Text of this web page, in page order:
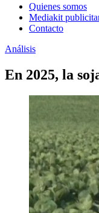
Quienes somos
Mediakit
Contacto
Análisis
En 2025, la